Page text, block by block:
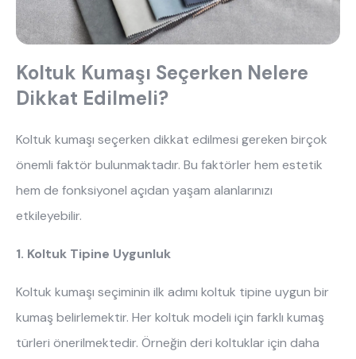
çocuk odası
oyuncu sandalyesi
Koltuk Kumaşı Seçerken Nelere
Dikkat Edilmeli?
Koltuk kumaşı seçerken dikkat edilmesi gereken birçok
önemli faktör bulunmaktadır. Bu faktörler hem estetik
hem de fonksiyonel açıdan yaşam alanlarınızı
etkileyebilir.
1. Koltuk Tipine Uygunluk
Koltuk kumaşı seçiminin ilk adımı koltuk tipine uygun bir
kumaş belirlemektir. Her koltuk modeli için farklı kumaş
türleri önerilmektedir. Örneğin deri koltuklar için daha